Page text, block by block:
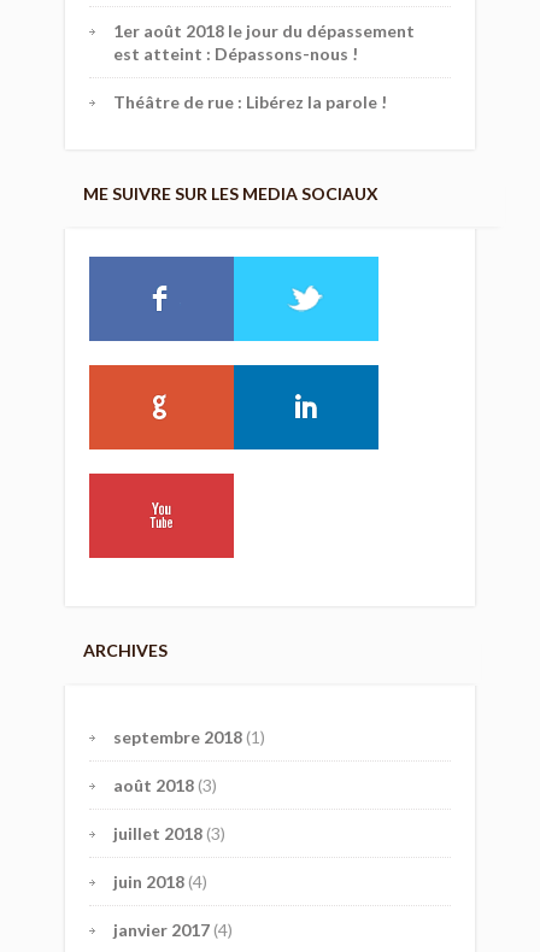
1er août 2018 le jour du dépassement
est atteint : Dépassons-nous !
Théâtre de rue : Libérez la parole !
ME SUIVRE SUR LES MEDIA SOCIAUX
ARCHIVES
septembre 2018 (1)
août 2018 (3)
juillet 2018 (3)
juin 2018 (4)
janvier 2017 (4)